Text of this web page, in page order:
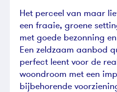
Het perceel van maar
een fraaie, groene
met goede bezonning
Een zeldzaam aanbod
perfect leent voor de
woondroom met een
bijbehorende